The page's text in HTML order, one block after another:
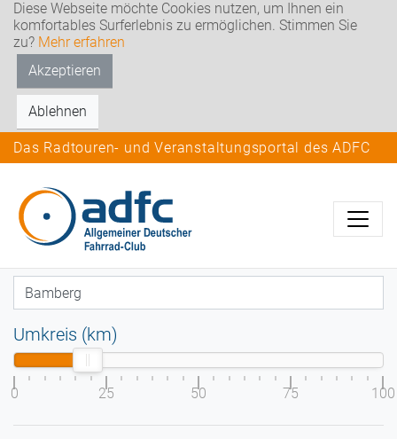
Diese Webseite möchte Cookies nutzen, um Ihnen ein
komfortables Surferlebnis zu ermöglichen. Stimmen Sie
zu? Mehr erfahren
Akzeptieren
Ablehnen
Das Radtouren- und Veranstaltungsportal des ADFC
Umkreis (km)
0 25 50 75 100